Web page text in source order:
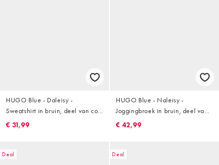
HUGO Blue - Daleisy -
Sweatshirt in bruin, deel van co-
ord set
€ 31,99
HUGO Blue - Naleisy -
Joggingbroek in bruin, deel van
co-ord set
€ 42,99
Deal Deal